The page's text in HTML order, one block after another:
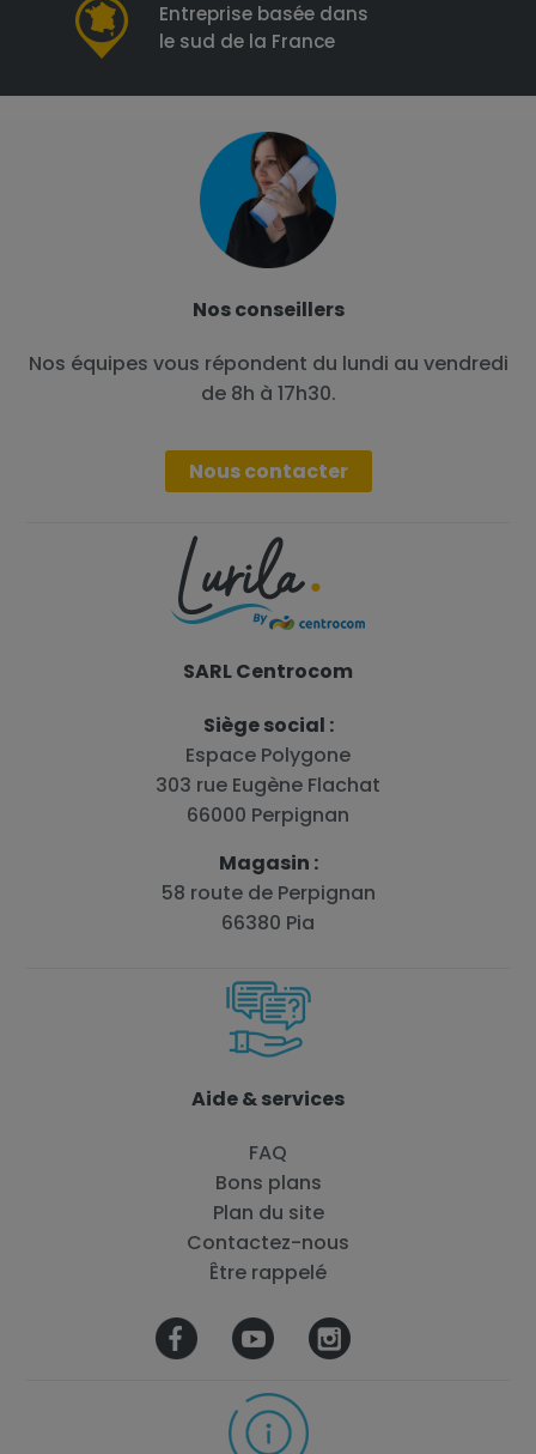
Entreprise basée dans
le sud de la France
Nos conseillers
Nos équipes vous répondent du lundi au vendredi
de 8h à 17h30.
Nous contacter
SARL Centrocom
Siège social :
Espace Polygone
303 rue Eugène Flachat
66000 Perpignan
Magasin :
58 route de Perpignan
66380 Pia
Aide & services
FAQ
Bons plans
Plan du site
Contactez-nous
Être rappelé